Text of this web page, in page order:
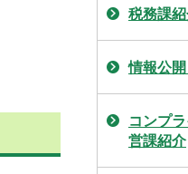
税務課
情報公
コンプ
営課紹介